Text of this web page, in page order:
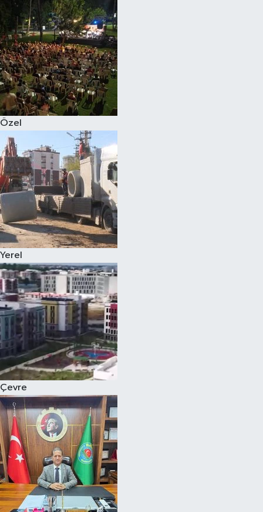
Özel
Yerel
Çevre
Magazin
Özel
Resmi İlanlar
Sağlık
Spor
Yaşam
Yerel Yönetimler
Yurttan